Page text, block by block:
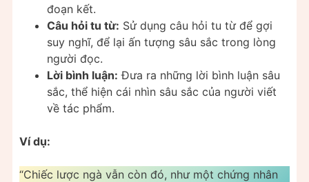
đoạn kết.
Câu hỏi tu từ: Sử dụng câu hỏi tu từ để gợi
suy nghĩ, để lại ấn tượng sâu sắc trong lòng
người đọc.
Lời bình luận: Đưa ra những lời bình luận sâu
sắc, thể hiện cái nhìn sâu sắc của người viết
về tác phẩm.
Ví dụ:
“Chiếc lược ngà vẫn còn đó, như một chứng nhân